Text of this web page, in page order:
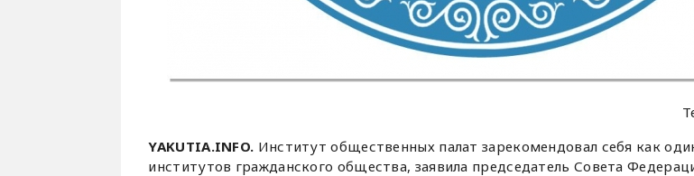
YAKUTIA.INFO. Институт общественных палат зарекомендовал себя как
институтов гражданского общества, заявила председатель Совета